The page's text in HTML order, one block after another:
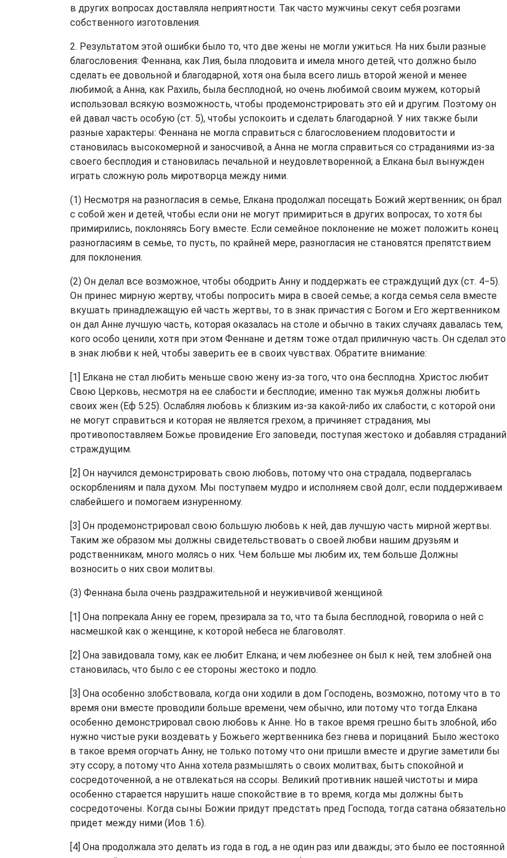
в других вопросах доставляла неприятности. Так часто мужчины секут себя розгами
собственного изготовления.
2. Результатом этой ошибки было то, что две жены не могли ужиться. На них были разные
благословения: Феннана, как Лия, была плодовита и имела много детей, что должно было
сделать ее довольной и благодарной, хотя она была всего лишь второй женой и менее
любимой; а Анна, как Рахиль, была бесплодной, но очень любимой своим мужем, который
использовал всякую возможность, чтобы продемонстрировать это ей и другим. Поэтому он
ей давал часть особую (ст. 5), чтобы успокоить и сделать благодарной. У них также были
разные характеры: Феннана не могла справиться с благословением плодовитости и
становилась высокомерной и заносчивой, а Анна не могла справиться со страданиями из-за
своего бесплодия и становилась печальной и неудовлетворенной; а Елкана был вынужден
играть сложную роль миротворца между ними.
(1) Несмотря на разногласия в семье, Елкана продолжал посещать Божий жертвенник; он брал
с собой жен и детей, чтобы если они не могут примириться в других вопросах, то хотя бы
примирились, поклоняясь Богу вместе. Если семейное поклонение не может положить конец
разногласиям в семье, то пусть, по крайней мере, разногласия не становятся препятствием
для поклонения.
(2) Он делал все возможное, чтобы ободрить Анну и поддержать ее страждущий дух (ст. 4−5).
Он принес мирную жертву, чтобы попросить мира в своей семье; а когда семья села вместе
вкушать принадлежащую ей часть жертвы, то в знак причастия с Богом и Его жертвенником
он дал Анне лучшую часть, которая оказалась на столе и обычно в таких случаях давалась тем,
кого особо ценили, хотя при этом Феннане и детям тоже отдал приличную часть. Он сделал это
в знак любви к ней, чтобы заверить ее в своих чувствах. Обратите внимание:
[1] Елкана не стал любить меньше свою жену из-за того, что она бесплодна. Христос любит
Свою Церковь, несмотря на ее слабости и бесплодие; именно так мужья должны любить
своих жен (Еф 5:25). Ослабляя любовь к близким из-за какой-либо их слабости, с которой они
не могут справиться и которая не является грехом, а причиняет страдания, мы
противопоставляем Божье провидение Его заповеди, поступая жестоко и добавляя страданий
страждущим.
[2] Он научился демонстрировать свою любовь, потому что она страдала, подвергалась
оскорблениям и пала духом. Мы поступаем мудро и исполняем свой долг, если поддерживаем
слабейшего и помогаем изнуренному.
[3] Он продемонстрировал свою большую любовь к ней, дав лучшую часть мирной жертвы.
Таким же образом мы должны свидетельствовать о своей любви нашим друзьям и
родственникам, много молясь о них. Чем больше мы любим их, тем больше Должны
возносить о них свои молитвы.
(3) Феннана была очень раздражительной и неуживчивой женщиной.
[1] Она попрекала Анну ее горем, презирала за то, что та была бесплодной, говорила о ней с
насмешкой как о женщине, к которой небеса не благоволят.
[2] Она завидовала тому, как ее любит Елкана; и чем любезнее он был к ней, тем злобней она
становилась, что было с ее стороны жестоко и подло.
[3] Она особенно злобствовала, когда они ходили в дом Господень, возможно, потому что в то
время они вместе проводили больше времени, чем обычно, или потому что тогда Елкана
особенно демонстрировал свою любовь к Анне. Но в такое время грешно быть злобной, ибо
нужно чистые руки воздевать у Божьего жертвенника без гнева и порицаний. Было жестоко
в такое время огорчать Анну, не только потому что они пришли вместе и другие заметили бы
эту ссору, а потому что Анна хотела размышлять о своих молитвах, быть спокойной и
сосредоточенной, а не отвлекаться на ссоры. Великий противник нашей чистоты и мира
особенно старается нарушить наше спокойствие в то время, когда мы должны быть
сосредоточены. Когда сыны Божии придут предстать пред Господа, тогда сатана обязательно
придет между ними (Иов 1:6).
[4] Она продолжала это делать из года в год, а не один раз или дважды; это было ее постоянной